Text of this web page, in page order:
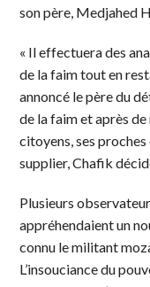
son père, Medjahed
« Il effectuera des
de la faim tout en
annoncé le père du
de la faim et après
citoyens, ses proches
supplier, Chafik
Plusieurs
appréhendaient un
connu le militant
L’insouciance du